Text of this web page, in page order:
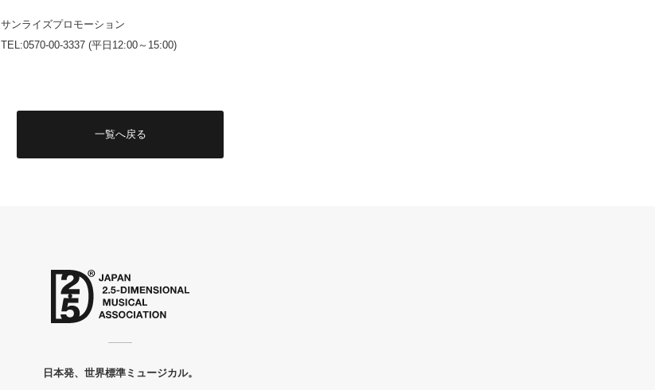
サンライズプロモーション
TEL:0570-00-3337 (平日12:00～15:00)
一覧へ戻る
日本発、世界標準ミュージカル。